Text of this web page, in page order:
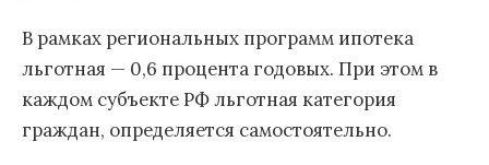
В рамках региональных программ ипотека
льготная — 0,6 процента годовых. При этом в
каждом субъекте РФ льготная категория
граждан, определяется самостоятельно.